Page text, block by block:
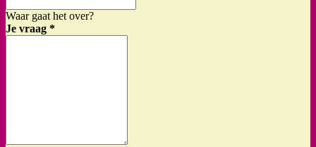
Waar gaat het over?
Je vraag *